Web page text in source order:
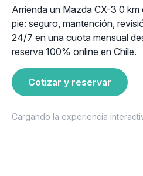
Arrienda un Mazda CX-3 0
pie: seguro, mantención,
24/7 en una cuota mensual
reserva 100% online en Chile.
Cotizar y reservar
Cargando la experiencia